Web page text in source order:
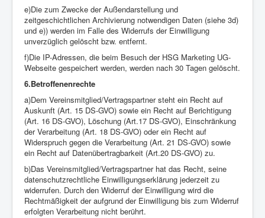
e)Die zum Zwecke der Außendarstellung und
zeitgeschichtlichen Archivierung notwendigen Daten (siehe 3d)
und e)) werden im Falle des Widerrufs der Einwilligung
unverzüglich gelöscht bzw. entfernt.
f)Die IP-Adressen, die beim Besuch der HSG Marketing UG-
Webseite gespeichert werden, werden nach 30 Tagen gelöscht.
6.Betroffenenrechte
a)Dem Vereinsmitglied/Vertragspartner steht ein Recht auf
Auskunft (Art. 15 DS-GVO) sowie ein Recht auf Berichtigung
(Art. 16 DS-GVO), Löschung (Art.17 DS-GVO), Einschränkung
der Verarbeitung (Art. 18 DS-GVO) oder ein Recht auf
Widerspruch gegen die Verarbeitung (Art. 21 DS-GVO) sowie
ein Recht auf Datenübertragbarkeit (Art.20 DS-GVO) zu.
b)Das Vereinsmitglied/Vertragspartner hat das Recht, seine
datenschutzrechtliche Einwilligungserklärung jederzeit zu
widerrufen. Durch den Widerruf der Einwilligung wird die
Rechtmäßigkeit der aufgrund der Einwilligung bis zum Widerruf
erfolgten Verarbeitung nicht berührt.